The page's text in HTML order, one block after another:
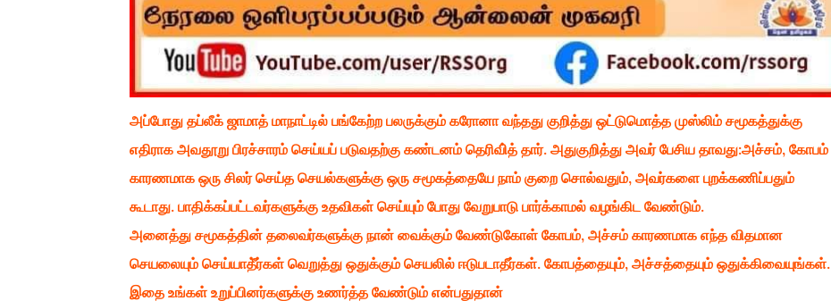
அப்போது தப்லீக் ஜாமாத் மாநாட்டில் பங்கேற்ற பலருக்கும் கரோனா வந்தது குறித்து ஒட்டுமொத்த முஸ்லிம் சமூகத்துக்கு
எதிராக அவதூறு பிரச்சாரம் செய்யப் படுவதற்கு கண்டனம் தெரிவி்த் தார். அதுகுறித்து அவர் பேசிய தாவது:அச்சம், கோபம்
காரணமாக ஒரு சிலர் செய்த செயல்களுக்கு ஒரு சமூகத்தையே நாம் குறை சொல்வதும், அவர்களை புறக்கணிப்பதும்
கூடாது. பாதிக்கப்பட்டவர்களுக்கு உதவிகள் செய்யும் போது வேறுபாடு பார்க்காமல் வழங்கிட வேண்டும்.
அனைத்து சமூகத்தின் தலைவர்களுக்கு நான் வைக்கும் வேண்டுகோள் கோபம், அச்சம் காரணமாக எந்த விதமான
செயலையும் செய்யாதீ்ர்கள் வெறுத்து ஒதுக்கும் செயலில் ஈடுபடாதீர்கள். கோபத்தையும், அச்சத்தையும் ஒதுக்கிவையுங்கள்.
இதை உங்கள் உறுப்பினர்களுக்கு உணர்த்த வேண்டும் என்பதுதான்